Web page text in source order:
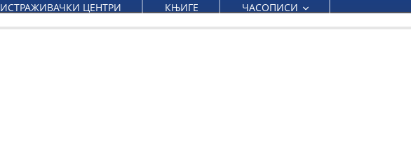
ИСТРАЖИВАЧКИ ЦЕНТРИ КЊИГЕ ЧАСОПИСИ